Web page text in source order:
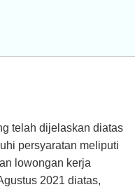
telah dijelaskan diatas
persyaratan meliputi
lowongan kerja
2021 diatas,